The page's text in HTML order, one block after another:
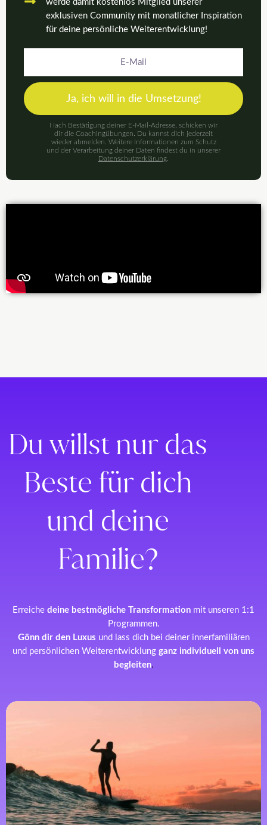
werde damit kostenlos Mitglied unserer
exklusiven Community mit monatlicher Inspiration
für deine persönliche Weiterentwicklung!
Ja, ich will in die Umsetzung!
Nach Bestätigung deiner E-Mail-Adresse, schicken wir
dir die Coachingübungen. Du kannst dich jederzeit
wieder abmelden. Weitere Informationen zum Schutz
und der Verarbeitung deiner Daten findest du in unserer
Datenschutzerklärung
Du willst nur das
Beste für dich
und deine
Familie?
Erreiche deine bestmögliche Transformation mit unseren 1:1
Programmen.
Gönn dir den Luxus und lass dich bei deiner innerfamiliären
und persönlichen Weiterentwicklung ganz individuell von uns
begleiten.